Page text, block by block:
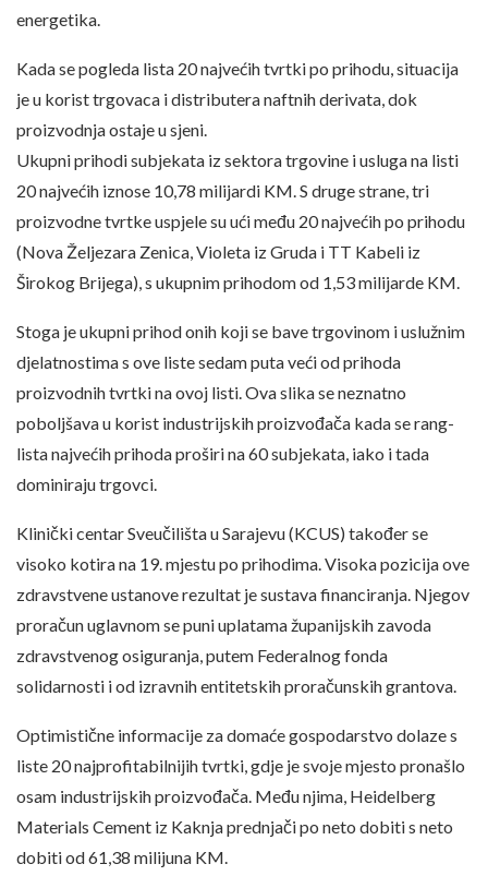
energetika.
Kada se pogleda lista 20 najvećih tvrtki po prihodu, situacija
je u korist trgovaca i distributera naftnih derivata, dok
proizvodnja ostaje u sjeni.
Ukupni prihodi subjekata iz sektora trgovine i usluga na listi
20 najvećih iznose 10,78 milijardi KM. S druge strane, tri
proizvodne tvrtke uspjele su ući među 20 najvećih po prihodu
(Nova Željezara Zenica, Violeta iz Gruda i TT Kabeli iz
Širokog Brijega), s ukupnim prihodom od 1,53 milijarde KM.
Stoga je ukupni prihod onih koji se bave trgovinom i uslužnim
djelatnostima s ove liste sedam puta veći od prihoda
proizvodnih tvrtki na ovoj listi. Ova slika se neznatno
poboljšava u korist industrijskih proizvođača kada se rang-
lista najvećih prihoda proširi na 60 subjekata, iako i tada
dominiraju trgovci.
Klinički centar Sveučilišta u Sarajevu (KCUS) također se
visoko kotira na 19. mjestu po prihodima. Visoka pozicija ove
zdravstvene ustanove rezultat je sustava financiranja. Njegov
proračun uglavnom se puni uplatama županijskih zavoda
zdravstvenog osiguranja, putem Federalnog fonda
solidarnosti i od izravnih entitetskih proračunskih grantova.
Optimistične informacije za domaće gospodarstvo dolaze s
liste 20 najprofitabilnijih tvrtki, gdje je svoje mjesto pronašlo
osam industrijskih proizvođača. Među njima, Heidelberg
Materials Cement iz Kaknja prednjači po neto dobiti s neto
dobiti od 61,38 milijuna KM.